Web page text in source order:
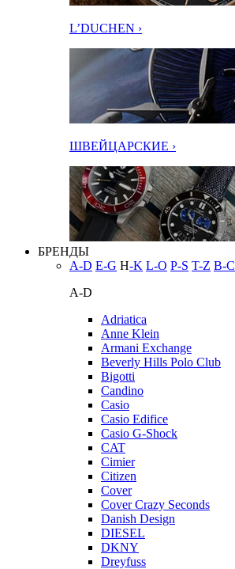
L’DUCHEN ›
ШВЕЙЦАРСКИЕ ›
БРЕНДЫ
A-D E-G H-K L-O P-S T-Z В-С
A-D
Adriatica
Anne Klein
Armani Exchange
Beverly Hills Polo Club
Bigotti
Candino
Casio
Casio Edifice
Casio G-Shock
CAT
Cimier
Citizen
Cover
Cover Crazy Seconds
Danish Design
DIESEL
DKNY
Dreyfuss